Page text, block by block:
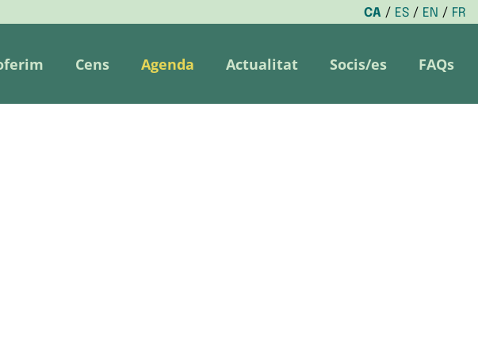
CA ES EN
FR
Cens Agenda Actualitat Socis/es FAQs